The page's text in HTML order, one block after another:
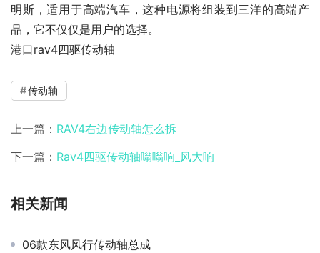
明斯，适用于高端汽车，这种电源将组装到三洋的高端产
品，它不仅仅是用户的选择。
港口rav4四驱传动轴
传动轴
上一篇： RAV4右边传动轴怎么拆
下一篇： Rav4四驱传动轴嗡嗡响_风大响
相关新闻
06款东风风行传动轴总成